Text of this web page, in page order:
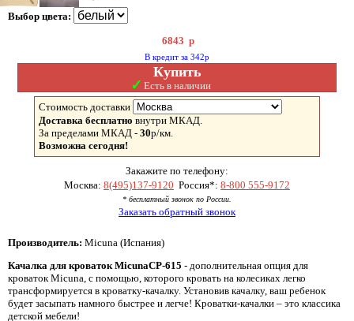
Выбор цвета:
6843 р
В кредит за 342р
Купить
✓ Есть в наличии
Стоимость доставки
Доставка бесплатно внутри МКАД.
За пределами МКАД - 30р/км.
Возможна сегодня!
Закажите по телефону:
Москва: 8(495)137-9120 Россия*: 8-800 555-9172
* бесплатный звонок по России.
Заказать обратный звонок
Производитель: Micuna (Испания)
Качалка для кроваток MicunaCP-615 - дополнительная опция для
кроваток Micuna, с помощью, которого кровать на колесиках легко
трансформируется в кроватку-качалку. Установив качалку, ваш ребенок
будет засыпать намного быстрее и легче! Кроватки-качалки – это классика
детской мебели!